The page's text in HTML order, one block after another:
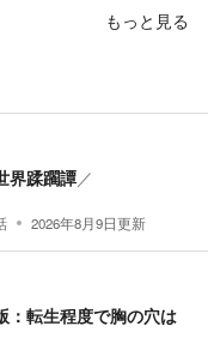
もっと見る
界蹂躙譚／
2026年8月9日更新
：転生程度で胸の穴は